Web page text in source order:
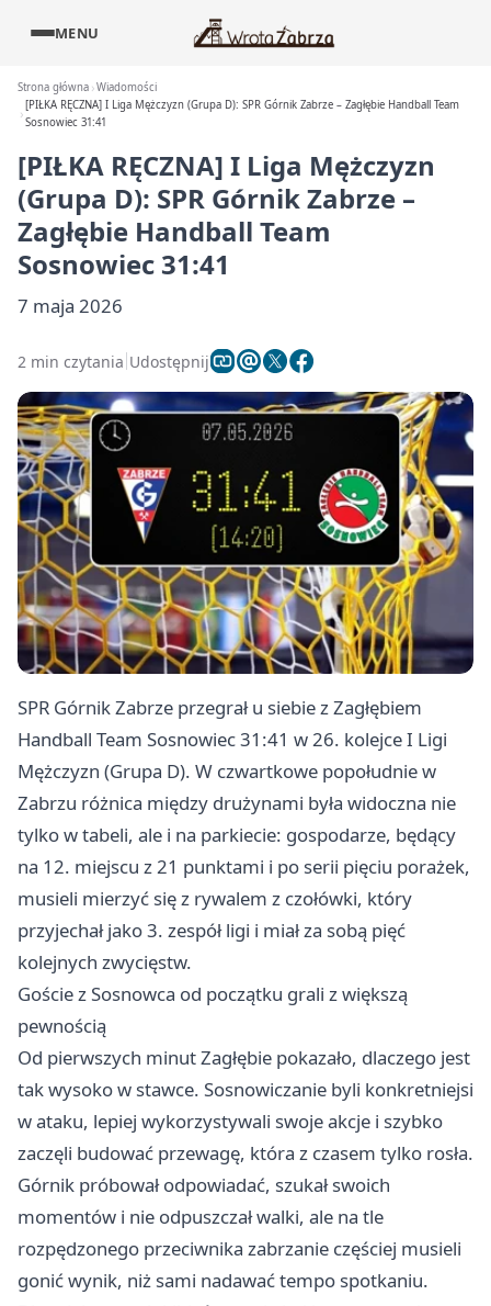
MENU
Strona główna Wiadomości
[PIŁKA RĘCZNA] I Liga Mężczyzn (Grupa D): SPR Górnik Zabrze – Zagłębie Handball Team
Sosnowiec 31:41
[PIŁKA RĘCZNA] I Liga Mężczyzn
(Grupa D): SPR Górnik Zabrze –
Zagłębie Handball Team
Sosnowiec 31:41
7 maja 2026
2 min czytania Udostępnij
SPR Górnik Zabrze przegrał u siebie z Zagłębiem
Handball Team Sosnowiec31:41 w 26. kolejce I Ligi
Mężczyzn (Grupa D). W czwartkowe popołudnie w
Zabrzu różnica między drużynami była widoczna nie
tylko w tabeli, ale i na parkiecie: gospodarze, będący
na 12. miejscu z 21 punktami i po serii pięciu porażek,
musieli mierzyć się z rywalem z czołówki, który
przyjechał jako 3. zespół ligi i miał za sobą pięć
kolejnych zwycięstw.
Goście z Sosnowca od początku grali z większą
pewnością
Od pierwszych minut Zagłębie pokazało, dlaczego jest
tak wysoko w stawce. Sosnowiczanie byli konkretniejsi
w ataku, lepiej wykorzystywali swoje akcje i szybko
zaczęli budować przewagę, która z czasem tylko rosła.
Górnik próbował odpowiadać, szukał swoich
momentów i nie odpuszczał walki, ale na tle
rozpędzonego przeciwnika zabrzanie częściej musieli
gonić wynik, niż sami nadawać tempo spotkaniu.